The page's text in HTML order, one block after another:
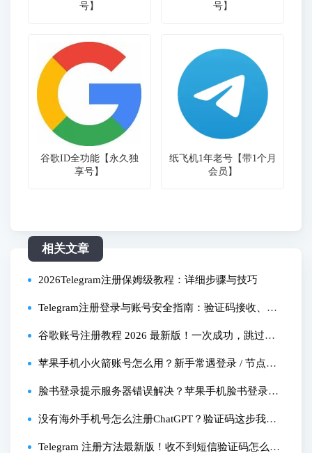
号】
号】
谷歌ID全功能【永久独
享号】
纸飞机1年老号【带1个月
会员】
相关文章
2026Telegram注册保姆级教程：详细步骤与技巧
Telegram注册登录与账号安全指南：验证码接收、登
录问题及保号策略
谷歌账号注册教程 2026 最新版！一次成功，跳过验
证，避免秒封技巧
苹果手机小火箭账号怎么用？新手常遇登录 / 节点设
置痛点，3 步搞定全流程教程，省 2 小时摸索时间
脸书登录提示服务器错误解决？苹果手机脸书登录不
了原因？
没有海外手机号怎么注册ChatGPT？验证码这步我用
了个小工具
Telegram 注册方法最新版！收不到短信验证码怎么